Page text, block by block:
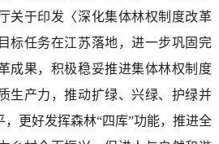
关于印发〈深化集体林权制度改革
标任务在江苏落地，进一步巩固完
成果，积极稳妥推进集体林权制度
生产力，推动扩绿、兴绿、护绿并
更好发挥森林“四库”功能，推进全